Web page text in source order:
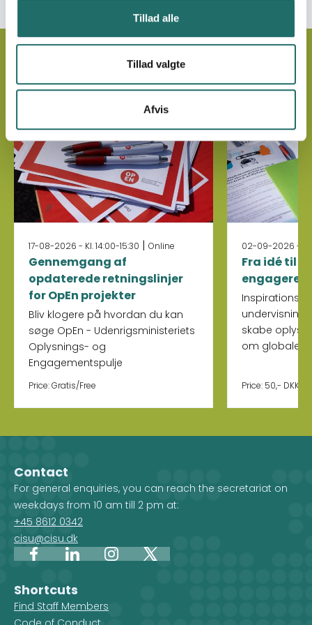
Tillad alle
Tillad valgte
Afvis
Upcoming Events
17-08-2026 - Kl. 14:00-15:30 | Online
Gennemgang af
opdaterede retningslinjer
for OpEn projekter
Bliv klogere på hvordan du kan
søge OpEn - Udenrigsministeriets
Oplysnings- og
Engagementspulje
Price: Gratis/Free
02-09-2026 - Kl.
Fra idé til
engagerer
undervisning
skabe
om globale
Price: 50,- DKK
Contact
For general enquiries, you can reach the secretariat on
weekdays from 10 am till 2 pm at:
+45 8612 0342
cisu@cisu.dk
FacebookLinkedInInstagram
X
Shortcuts
Find Staff Members